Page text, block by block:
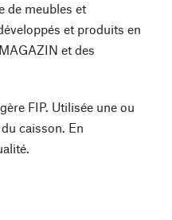
de meubles et
et produits en
et des
FIP. Utilisée une ou
caisson. En